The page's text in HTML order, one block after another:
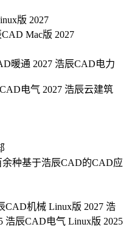
版 2027
Mac版 2027
暖通 2027 浩辰CAD电力
电气 2027 浩辰云建筑
种基于浩辰CAD的CAD应
CAD机械 Linux版 2027 浩
浩辰CAD电气 Linux版 2025